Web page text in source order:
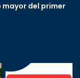
mayor del primer